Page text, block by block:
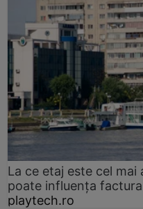
La ce etaj este cel
poate influența
playtech.ro